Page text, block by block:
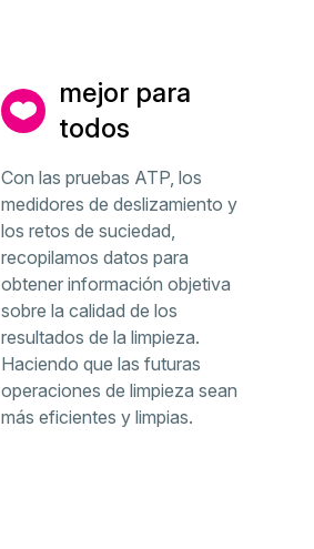
mejor para
todos
Con las pruebas ATP, los
medidores de deslizamiento y
los retos de suciedad,
recopilamos datos para
obtener información objetiva
sobre la calidad de los
resultados de la limpieza.
Haciendo que las futuras
operaciones de limpieza sean
más eficientes y limpias.